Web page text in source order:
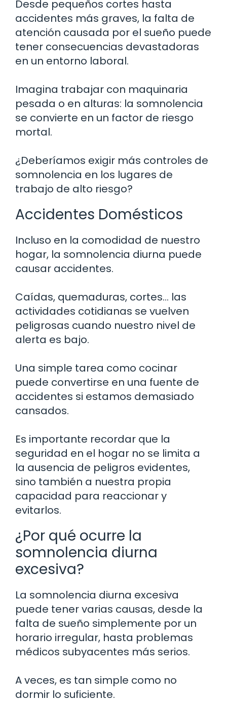
Desde pequeños cortes hasta
accidentes más graves, la falta de
atención causada por el sueño puede
tener consecuencias devastadoras
en un entorno laboral.
Imagina trabajar con maquinaria
pesada o en alturas: la somnolencia
se convierte en un factor de riesgo
mortal.
¿Deberíamos exigir más controles de
somnolencia en los lugares de
trabajo de alto riesgo?
Accidentes Domésticos
Incluso en la comodidad de nuestro
hogar, la somnolencia diurna puede
causar accidentes.
Caídas, quemaduras, cortes… las
actividades cotidianas se vuelven
peligrosas cuando nuestro nivel de
alerta es bajo.
Una simple tarea como cocinar
puede convertirse en una fuente de
accidentes si estamos demasiado
cansados.
Es importante recordar que la
seguridad en el hogar no se limita a
la ausencia de peligros evidentes,
sino también a nuestra propia
capacidad para reaccionar y
evitarlos.
¿Por qué ocurre la
somnolencia diurna
excesiva?
La somnolencia diurna excesiva
puede tener varias causas, desde la
falta de sueño simplemente por un
horario irregular, hasta problemas
médicos subyacentes más serios.
A veces, es tan simple como no
dormir lo suficiente.